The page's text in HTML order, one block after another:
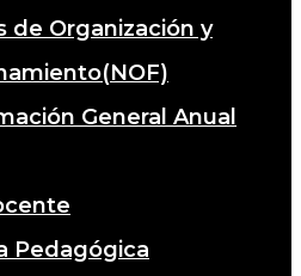
de Organización y
General Anual
Pedagógica